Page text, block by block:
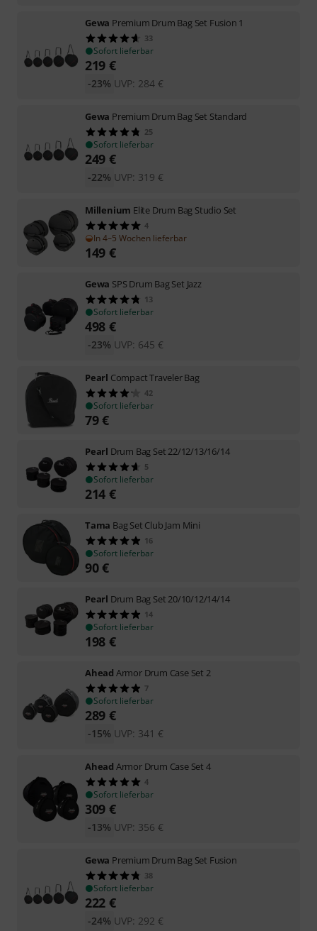
Gewa Premium Drum Bag Set Fusion 1
33
Sofort lieferbar
219 €
UVP: 284 €
-23%
Gewa Premium Drum Bag Set Standard
25
Sofort lieferbar
249 €
UVP: 319 €
-22%
Millenium Elite Drum Bag Studio Set
4
In 4–5 Wochen lieferbar
149 €
Gewa SPS Drum Bag Set Jazz
13
Sofort lieferbar
498 €
UVP: 645 €
-23%
Pearl Compact Traveler Bag
42
Sofort lieferbar
79€
Pearl Drum Bag Set 22/12/13/16/14
5
Sofort lieferbar
214 €
Tama Bag Set Club Jam Mini
16
Sofort lieferbar
90€
Pearl Drum Bag Set 20/10/12/14/14
14
Sofort lieferbar
198 €
Ahead Armor Drum Case Set 2
7
Sofort lieferbar
289 €
UVP: 341 €
-15%
Ahead Armor Drum Case Set 4
4
Sofort lieferbar
309 €
UVP: 356 €
-13%
Gewa Premium Drum Bag Set Fusion
38
Sofort lieferbar
222 €
UVP: 292 €
-24%